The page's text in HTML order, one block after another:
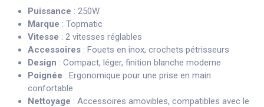
Puissance : 250W
Marque : Topmatic
Vitesse : 2 vitesses réglables
Accessoires : Fouets en inox, crochets pétrisseurs
Design : Compact, léger, finition blanche moderne
Poignée : Ergonomique pour une prise en main
confortable
Nettoyage : Accessoires amovibles, compatibles avec le